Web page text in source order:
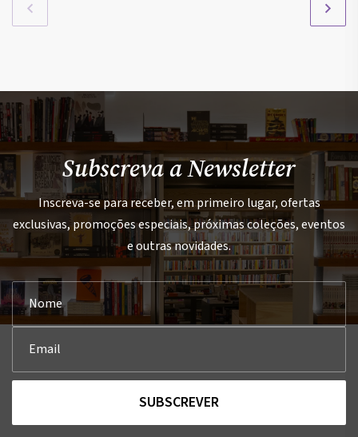
Subscreva a Newsletter
Inscreva-se para receber, em primeiro lugar, ofertas
exclusivas, promoções especiais, próximas coleções, eventos
e outras novidades.
SUBSCREVER